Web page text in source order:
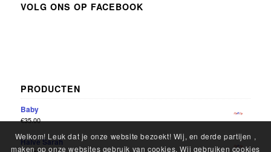
VOLG ONS OP FACEBOOK
PRODUCTEN
Baby
€35.00
Halve Sarah
Welkom! Leuk dat je onze website bezoekt! Wij, en derde partijen ,
maken op onze websites gebruik van cookies. Wij gebruiken cookies